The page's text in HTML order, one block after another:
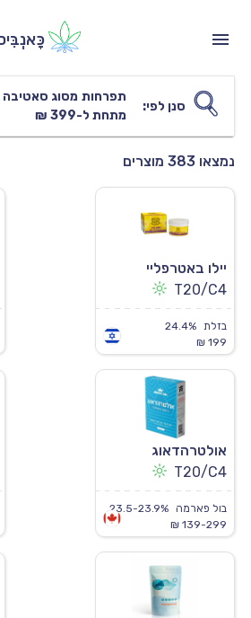
סנן לפי:
תפרחות מסוג סאטיבה
מתחת ל-399 ₪
נמצאו 383 מוצרים
יילו באטרפליי
T20/C4
בזלת 24.4%
199 ₪
אולטרהדאוג
T20/C4
בול פארמה
23.5-23.9%
139-299 ₪